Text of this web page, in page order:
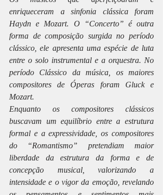
enriqueceram a sinfonia clássica foram
Haydn e Mozart. O “Concerto” é outra
forma de composição surgida no período
clássico, ele apresenta uma espécie de luta
entre o solo instrumental e a orquestra. No
período Clássico da música, os maiores
compositores de Óperas foram Gluck e
Mozart.
Enquanto os compositores clássicos
buscavam um equilíbrio entre a estrutura
formal e a expressividade, os compositores
do “Romantismo” pretendiam maior
liberdade da estrutura da forma e de
concepção musical, valorizando a
intensidade e o vigor da emoção, revelando